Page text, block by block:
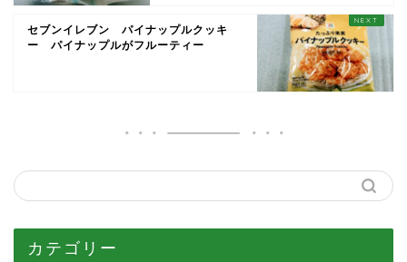
セブンイレブン パイナップルクッキ
ー パイナップルがフルーティー
カテゴリー